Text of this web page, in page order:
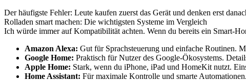
Der häufigste Fehler: Leute kaufen zuerst das Gerät und denken erst
Rolladen smart machen: Die wichtigsten Systeme im Vergleich
Ich würde immer auf Kompatibilität achten. Wenn du bereits ein Smart-
Amazon Alexa: Gut für Sprachsteuerung und einfache Routinen.
Google Home: Praktisch für Nutzer des Google-Ökosystems.
Apple Home: Stark, wenn du iPhone, iPad und HomeKit nutzt.
Home Assistant: Für maximale Kontrolle und smarte